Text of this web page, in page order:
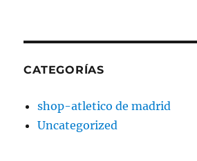
CATEGORÍAS
shop-atletico de madrid
Uncategorized